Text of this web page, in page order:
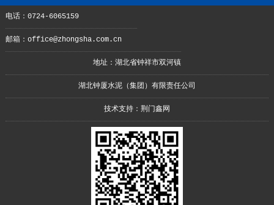
电话：0724-6065159
邮箱：office@zhongsha.com.cn
地址：湖北省钟祥市双河镇
湖北钟厦水泥（集团）有限责任公司
技术支持： 荆门鑫网